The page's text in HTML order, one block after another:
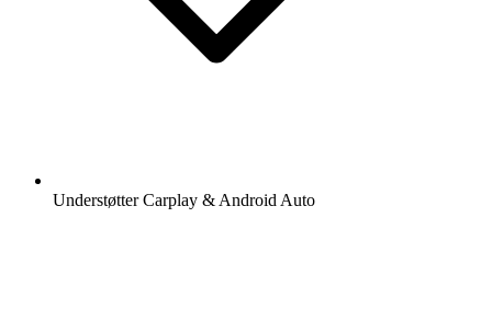
Understøtter Carplay & Android Auto